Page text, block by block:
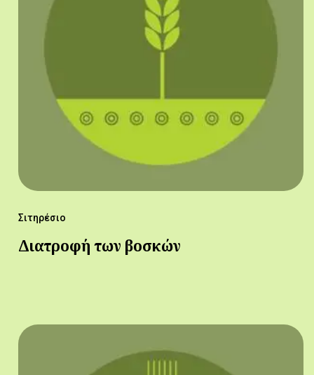
Σιτηρέσιο
Διατροφή των βοσκών